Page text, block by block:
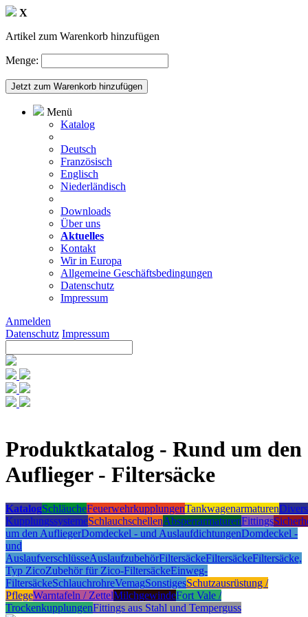
X
Artikel zum Warenkorb hinzufügen
Menge:
Menü
Katalog
Deutsch
Französisch
Englisch
Niederländisch
Downloads
Über uns
Aktuelles
Kontakt
Wir in Europa
Allgemeine Geschäftsbedingungen
Datenschutz
Impressum
Anmelden
Datenschutz Impressum
Produktkatalog - Rund um den
Auflieger - Filtersäcke
KatalogSchläucheFeuerwehrkupplungenTankwagenarmaturen
KupplungssystemeSchlauchschellenAbsperrarmaturenFittings
um den AufliegerDomdeckel - und AuslaufdichtungenDomdeckel -
und
AuslaufverschlüsseAuslaufzubehörFiltersäckeFiltersäckeFiltersäcke,
Typ ZicoZubehör für Zico-FiltersäckeEinweg-
FiltersäckeSchlauchrohreVemagSonstigesSchutzausrüstung /
PflegeWarntafeln / ZettelMilchgewindeFort Vale /
TrockenkupplungenFittings aus Stahl und Temperguss